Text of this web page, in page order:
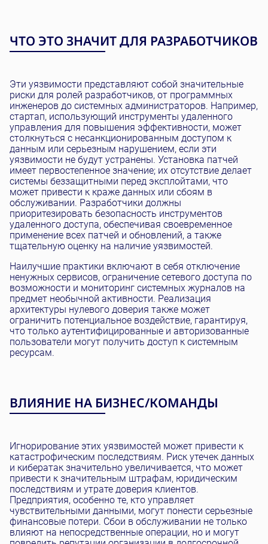
ЧТО ЭТО ЗНАЧИТ ДЛЯ РАЗРАБОТЧИКОВ
Эти уязвимости представляют собой значительные
риски для ролей разработчиков, от программных
инженеров до системных администраторов. Например,
стартап, использующий инструменты удаленного
управления для повышения эффективности, может
столкнуться с несанкционированным доступом к
данным или серьезным нарушением, если эти
уязвимости не будут устранены. Установка патчей
имеет первостепенное значение; их отсутствие делает
системы беззащитными перед эксплойтами, что
может привести к краже данных или сбоям в
обслуживании. Разработчики должны
приоритезировать безопасность инструментов
удаленного доступа, обеспечивая своевременное
применение всех патчей и обновлений, а также
тщательную оценку на наличие уязвимостей.
Наилучшие практики включают в себя отключение
ненужных сервисов, ограничение сетевого доступа по
возможности и мониторинг системных журналов на
предмет необычной активности. Реализация
архитектуры нулевого доверия также может
ограничить потенциальное воздействие, гарантируя,
что только аутентифицированные и авторизованные
пользователи могут получить доступ к системным
ресурсам.
ВЛИЯНИЕ НА БИЗНЕС/КОМАНДЫ
Игнорирование этих уязвимостей может привести к
катастрофическим последствиям. Риск утечек данных
и кибератак значительно увеличивается, что может
привести к значительным штрафам, юридическим
последствиям и утрате доверия клиентов.
Предприятия, особенно те, кто управляет
чувствительными данными, могут понести серьезные
финансовые потери. Сбои в обслуживании не только
влияют на непосредственные операции, но и могут